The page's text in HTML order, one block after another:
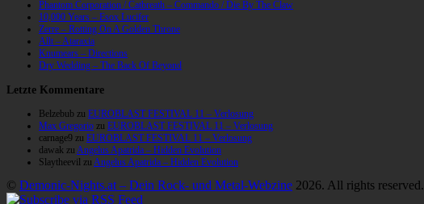
Phantom Corporation / Catbreath – Commando / Die By The Claw
10,000 Years – Esox Lucifer
Zerre – Rotting On A Golden Throne
Allt – Ataraxia
Knumears – Directions
Dry Wedding – The Back Of Beyond
Letzte Kommentare
Belzebub zu EUROBLAST FESTIVAL 11 – Verlosung
Max Gregorio zu EUROBLAST FESTIVAL 11 – Verlosung
carnage9 zu EUROBLAST FESTIVAL 11 – Verlosung
dawak zu Angelus Apatrida – Hidden Evolution
Slaytheevil zu Angelus Apatrida – Hidden Evolution
© Demonic-Nights.at – Dein Rock- und Metal-Webzine 2026. All rights reserved.